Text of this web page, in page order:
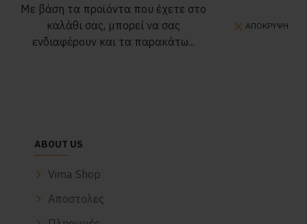
Με βάση τα προϊόντα που έχετε στο
καλάθι σας, μπορεί να σας
ενδιαφέρουν και τα παρακάτω...
ΑΠΌΚΡΥΨΗ
ABOUT US
Vima Shop
Αποστολες